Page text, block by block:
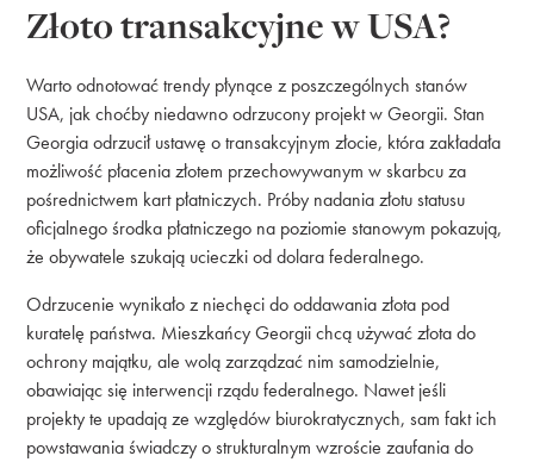
Złoto transakcyjne w USA?
Warto odnotować trendy płynące z poszczególnych stanów
USA, jak choćby niedawno odrzucony projekt w Georgii. Stan
Georgia odrzucił ustawę o transakcyjnym złocie, która zakładała
możliwość płacenia złotem przechowywanym w skarbcu za
pośrednictwem kart płatniczych. Próby nadania złotu statusu
oficjalnego środka płatniczego na poziomie stanowym pokazują,
że obywatele szukają ucieczki od dolara federalnego.
Odrzucenie wynikało z niechęci do oddawania złota pod
kuratelę państwa. Mieszkańcy Georgii chcą używać złota do
ochrony majątku, ale wolą zarządzać nim samodzielnie,
obawiając się interwencji rządu federalnego. Nawet jeśli
projekty te upadają ze względów biurokratycznych, sam fakt ich
powstawania świadczy o strukturalnym wzroście zaufania do